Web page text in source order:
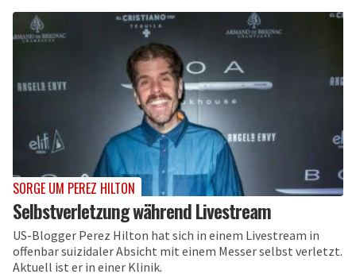
SORGE UM PEREZ HILTON
Selbstverletzung während Livestream
US-Blogger Perez Hilton hat sich in einem Livestream in
offenbar suizidaler Absicht mit einem Messer selbst verletzt.
Aktuell ist er in einer Klinik.